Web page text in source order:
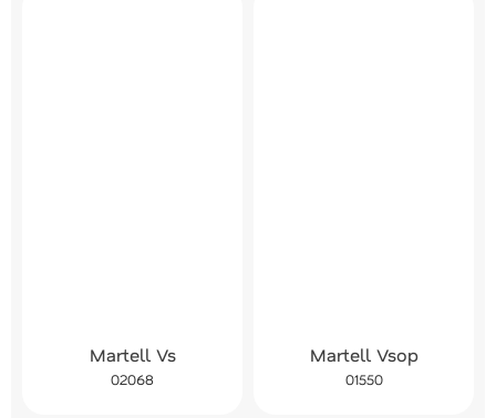
Martell Vs
02068
Martell Vsop
01550